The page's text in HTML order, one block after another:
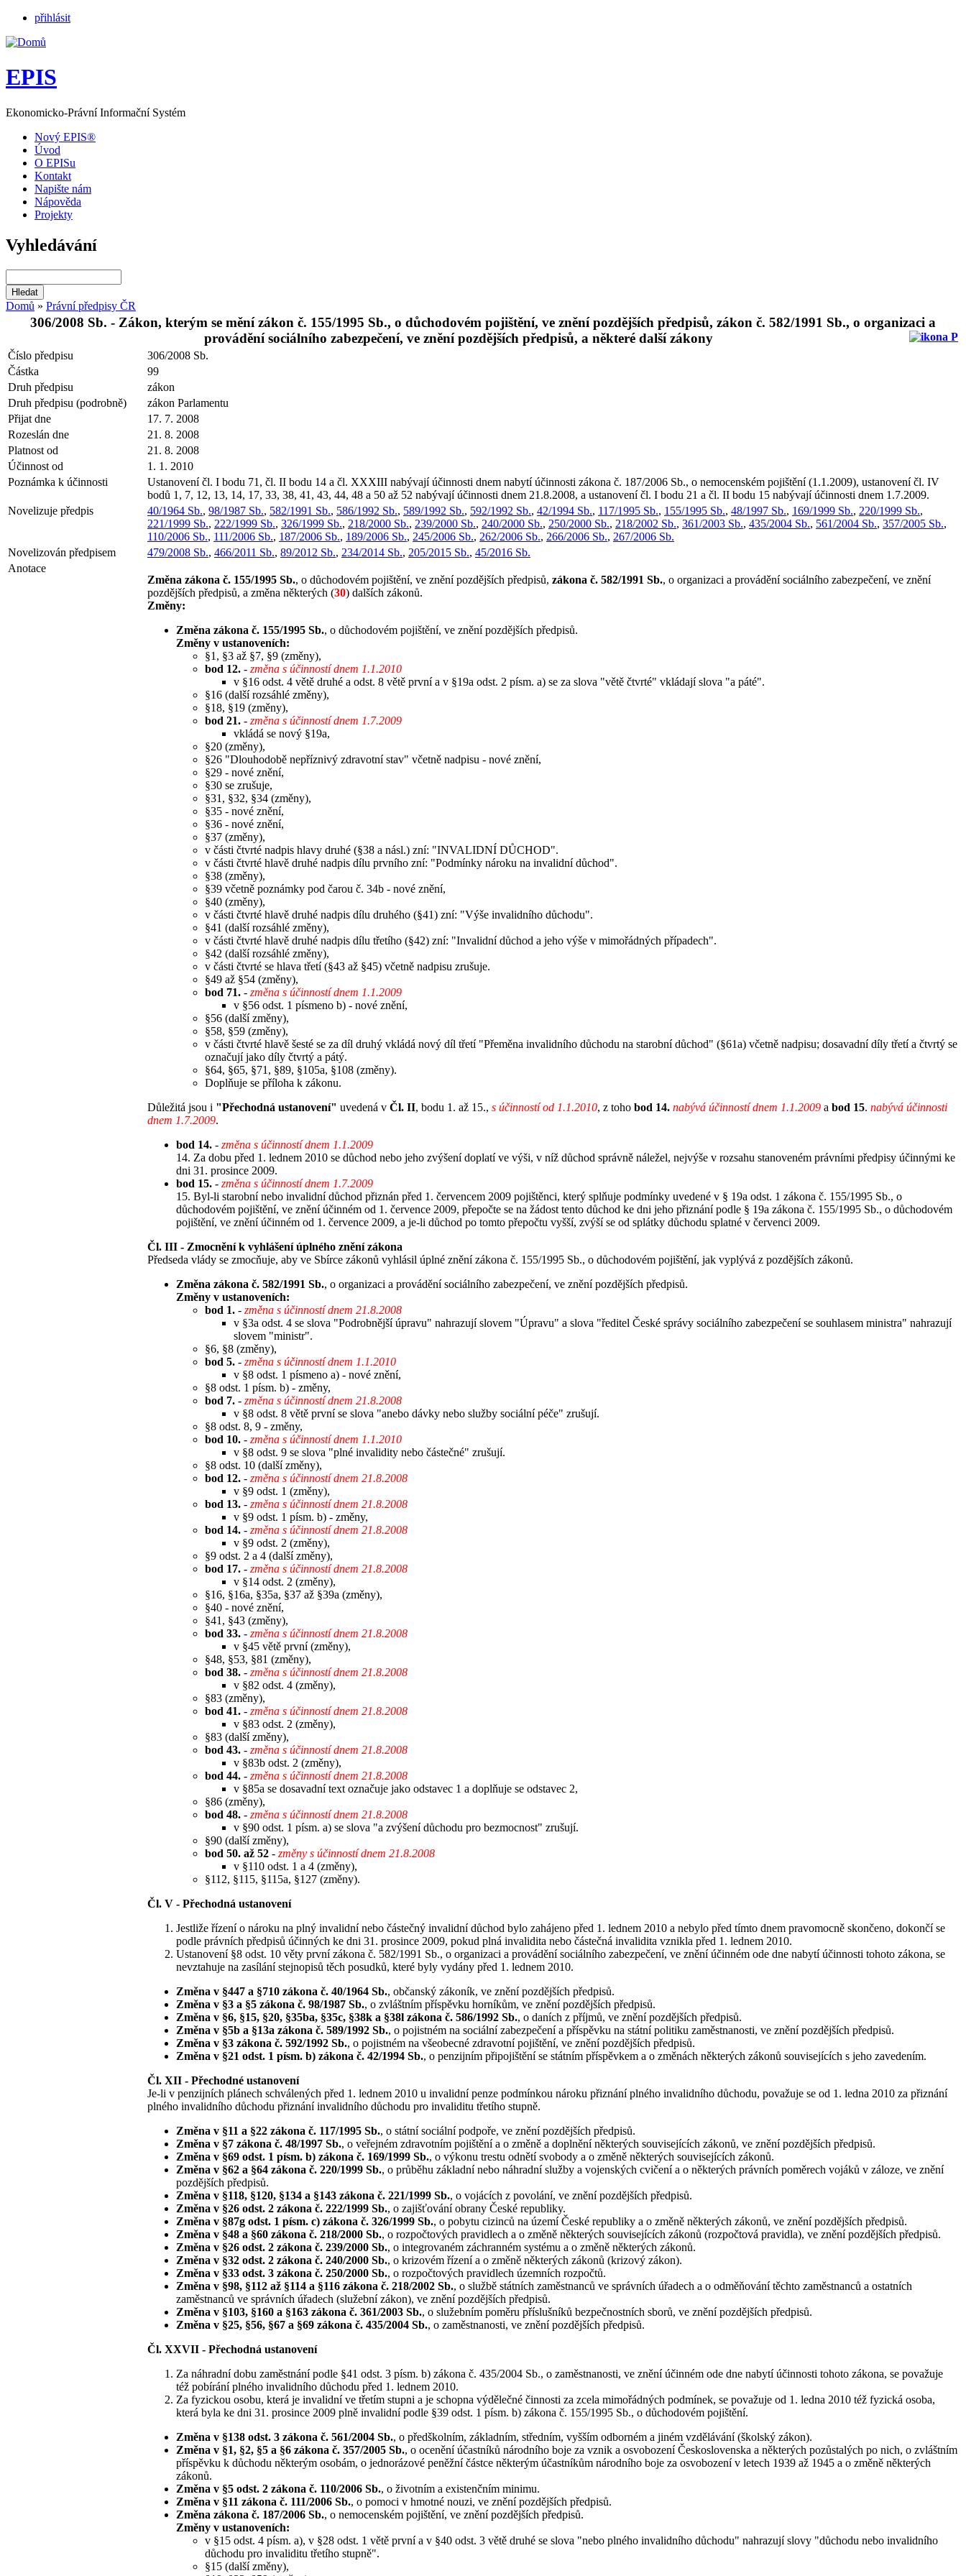
přihlásit
EPIS
Ekonomicko-Právní Informační Systém
Nový EPIS®
Úvod
O EPISu
Kontakt
Napište nám
Nápověda
Projekty
Vyhledávání
Domů » Právní předpisy ČR
306/2008 Sb. - Zákon, kterým se mění zákon č. 155/1995 Sb., o důchodovém pojištění, ve znění pozdějších předpisů, zákon č. 582/1991 Sb., o organizaci a
provádění sociálního zabezpečení, ve znění pozdějších předpisů, a některé další zákony
Číslo předpisu
306/2008 Sb.
Částka
99
Druh předpisu
zákon
Druh předpisu (podrobně)
zákon Parlamentu
Přijat dne
17. 7. 2008
Rozeslán dne
21. 8. 2008
Platnost od
21. 8. 2008
Účinnost od
1. 1. 2010
Poznámka k účinnosti
Ustanovení čl. I bodu 71, čl. II bodu 14 a čl. XXXIII nabývají účinnosti dnem nabytí účinnosti zákona č. 187/2006 Sb., o nemocenském pojištění (1.1.2009), ustanovení čl. IV
bodů 1, 7, 12, 13, 14, 17, 33, 38, 41, 43, 44, 48 a 50 až 52 nabývají účinnosti dnem 21.8.2008, a ustanovení čl. I bodu 21 a čl. II bodu 15 nabývají účinnosti dnem 1.7.2009.
Novelizuje předpis
40/1964 Sb., 98/1987 Sb., 582/1991 Sb., 586/1992 Sb., 589/1992 Sb., 592/1992 Sb., 42/1994 Sb., 117/1995 Sb., 155/1995 Sb., 48/1997 Sb., 169/1999 Sb., 220/1999 Sb.,
221/1999 Sb., 222/1999 Sb., 326/1999 Sb., 218/2000 Sb., 239/2000 Sb., 240/2000 Sb., 250/2000 Sb., 218/2002 Sb., 361/2003 Sb., 435/2004 Sb., 561/2004 Sb., 357/2005 Sb.,
110/2006 Sb., 111/2006 Sb., 187/2006 Sb., 189/2006 Sb., 245/2006 Sb., 262/2006 Sb., 266/2006 Sb., 267/2006 Sb.
Novelizován předpisem
479/2008 Sb., 466/2011 Sb., 89/2012 Sb., 234/2014 Sb., 205/2015 Sb., 45/2016 Sb.
Anotace
Změna zákona č. 155/1995 Sb., o důchodovém pojištění, ve znění pozdějších předpisů, zákona č. 582/1991 Sb., o organizaci a provádění sociálního zabezpečení, ve znění
pozdějších předpisů, a změna některých (30) dalších zákonů.
Změny:
Změna zákona č. 155/1995 Sb., o důchodovém pojištění, ve znění pozdějších předpisů.
Změny v ustanoveních:
§1, §3 až §7, §9 (změny),
bod 12. - změna s účinností dnem 1.1.2010
v §16 odst. 4 větě druhé a odst. 8 větě první a v §19a odst. 2 písm. a) se za slova "větě čtvrté" vkládají slova "a páté".
§16 (další rozsáhlé změny),
§18, §19 (změny),
bod 21. - změna s účinností dnem 1.7.2009
vkládá se nový §19a,
§20 (změny),
§26 "Dlouhodobě nepříznivý zdravotní stav" včetně nadpisu - nové znění,
§29 - nové znění,
§30 se zrušuje,
§31, §32, §34 (změny),
§35 - nové znění,
§36 - nové znění,
§37 (změny),
v části čtvrté nadpis hlavy druhé (§38 a násl.) zní: "INVALIDNÍ DŮCHOD".
v části čtvrté hlavě druhé nadpis dílu prvního zní: "Podmínky nároku na invalidní důchod".
§38 (změny),
§39 včetně poznámky pod čarou č. 34b - nové znění,
§40 (změny),
v části čtvrté hlavě druhé nadpis dílu druhého (§41) zní: "Výše invalidního důchodu".
§41 (další rozsáhlé změny),
v části čtvrté hlavě druhé nadpis dílu třetího (§42) zní: "Invalidní důchod a jeho výše v mimořádných případech".
§42 (další rozsáhlé změny),
v části čtvrté se hlava třetí (§43 až §45) včetně nadpisu zrušuje.
§49 až §54 (změny),
bod 71. - změna s účinností dnem 1.1.2009
v §56 odst. 1 písmeno b) - nové znění,
§56 (další změny),
§58, §59 (změny),
v části čtvrté hlavě šesté se za díl druhý vkládá nový díl třetí "Přeměna invalidního důchodu na starobní důchod" (§61a) včetně nadpisu; dosavadní díly třetí a čtvrtý se
označují jako díly čtvrtý a pátý.
§64, §65, §71, §89, §105a, §108 (změny).
Doplňuje se příloha k zákonu.
Důležitá jsou i "Přechodná ustanovení" uvedená v Čl. II, bodu 1. až 15., s účinností od 1.1.2010, z toho bod 14. nabývá účinností dnem 1.1.2009 a bod 15. nabývá účinnosti
dnem 1.7.2009.
bod 14. - změna s účinností dnem 1.1.2009
14. Za dobu před 1. lednem 2010 se důchod nebo jeho zvýšení doplatí ve výši, v níž důchod správně náležel, nejvýše v rozsahu stanoveném právními předpisy účinnými ke
dni 31. prosince 2009.
bod 15. - změna s účinností dnem 1.7.2009
15. Byl-li starobní nebo invalidní důchod přiznán před 1. červencem 2009 pojištěnci, který splňuje podmínky uvedené v § 19a odst. 1 zákona č. 155/1995 Sb., o
důchodovém pojištění, ve znění účinném od 1. července 2009, přepočte se na žádost tento důchod ke dni jeho přiznání podle § 19a zákona č. 155/1995 Sb., o důchodovém
pojištění, ve znění účinném od 1. července 2009, a je-li důchod po tomto přepočtu vyšší, zvýší se od splátky důchodu splatné v červenci 2009.
Čl. III - Zmocnění k vyhlášení úplného znění zákona
Předseda vlády se zmocňuje, aby ve Sbírce zákonů vyhlásil úplné znění zákona č. 155/1995 Sb., o důchodovém pojištění, jak vyplývá z pozdějších zákonů.
Změna zákona č. 582/1991 Sb., o organizaci a provádění sociálního zabezpečení, ve znění pozdějších předpisů.
Změny v ustanoveních:
bod 1. - změna s účinností dnem 21.8.2008
v §3a odst. 4 se slova "Podrobnější úpravu" nahrazují slovem "Úpravu" a slova "ředitel České správy sociálního zabezpečení se souhlasem ministra" nahrazují
slovem "ministr".
§6, §8 (změny),
bod 5. - změna s účinností dnem 1.1.2010
v §8 odst. 1 písmeno a) - nové znění,
§8 odst. 1 písm. b) - změny,
bod 7. - změna s účinností dnem 21.8.2008
v §8 odst. 8 větě první se slova "anebo dávky nebo služby sociální péče" zrušují.
§8 odst. 8, 9 - změny,
bod 10. - změna s účinností dnem 1.1.2010
v §8 odst. 9 se slova "plné invalidity nebo částečné" zrušují.
§8 odst. 10 (další změny),
bod 12. - změna s účinností dnem 21.8.2008
v §9 odst. 1 (změny),
bod 13. - změna s účinností dnem 21.8.2008
v §9 odst. 1 písm. b) - změny,
bod 14. - změna s účinností dnem 21.8.2008
v §9 odst. 2 (změny),
§9 odst. 2 a 4 (další změny),
bod 17. - změna s účinností dnem 21.8.2008
v §14 odst. 2 (změny),
§16, §16a, §35a, §37 až §39a (změny),
§40 - nové znění,
§41, §43 (změny),
bod 33. - změna s účinností dnem 21.8.2008
v §45 větě první (změny),
§48, §53, §81 (změny),
bod 38. - změna s účinností dnem 21.8.2008
v §82 odst. 4 (změny),
§83 (změny),
bod 41. - změna s účinností dnem 21.8.2008
v §83 odst. 2 (změny),
§83 (další změny),
bod 43. - změna s účinností dnem 21.8.2008
v §83b odst. 2 (změny),
bod 44. - změna s účinností dnem 21.8.2008
v §85a se dosavadní text označuje jako odstavec 1 a doplňuje se odstavec 2,
§86 (změny),
bod 48. - změna s účinností dnem 21.8.2008
v §90 odst. 1 písm. a) se slova "a zvýšení důchodu pro bezmocnost" zrušují.
§90 (další změny),
bod 50. až 52 - změny s účinností dnem 21.8.2008
v §110 odst. 1 a 4 (změny),
§112, §115, §115a, §127 (změny).
Čl. V - Přechodná ustanovení
Jestliže řízení o nároku na plný invalidní nebo částečný invalidní důchod bylo zahájeno před 1. lednem 2010 a nebylo před tímto dnem pravomocně skončeno, dokončí se
podle právních předpisů účinných ke dni 31. prosince 2009, pokud plná invalidita nebo částečná invalidita vznikla před 1. lednem 2010.
Ustanovení §8 odst. 10 věty první zákona č. 582/1991 Sb., o organizaci a provádění sociálního zabezpečení, ve znění účinném ode dne nabytí účinnosti tohoto zákona, se
nevztahuje na zasílání stejnopisů těch posudků, které byly vydány před 1. lednem 2010.
Změna v §447 a §710 zákona č. 40/1964 Sb., občanský zákoník, ve znění pozdějších předpisů.
Změna v §3 a §5 zákona č. 98/1987 Sb., o zvláštním příspěvku horníkům, ve znění pozdějších předpisů.
Změna v §6, §15, §20, §35ba, §35c, §38k a §38l zákona č. 586/1992 Sb., o daních z příjmů, ve znění pozdějších předpisů.
Změna v §5b a §13a zákona č. 589/1992 Sb., o pojistném na sociální zabezpečení a příspěvku na státní politiku zaměstnanosti, ve znění pozdějších předpisů.
Změna v §3 zákona č. 592/1992 Sb., o pojistném na všeobecné zdravotní pojištění, ve znění pozdějších předpisů.
Změna v §21 odst. 1 písm. b) zákona č. 42/1994 Sb., o penzijním připojištění se státním příspěvkem a o změnách některých zákonů souvisejících s jeho zavedením.
Čl. XII - Přechodné ustanovení
Je-li v penzijních plánech schválených před 1. lednem 2010 u invalidní penze podmínkou nároku přiznání plného invalidního důchodu, považuje se od 1. ledna 2010 za přiznání
plného invalidního důchodu přiznání invalidního důchodu pro invaliditu třetího stupně.
Změna v §11 a §22 zákona č. 117/1995 Sb., o státní sociální podpoře, ve znění pozdějších předpisů.
Změna v §7 zákona č. 48/1997 Sb., o veřejném zdravotním pojištění a o změně a doplnění některých souvisejících zákonů, ve znění pozdějších předpisů.
Změna v §69 odst. 1 písm. b) zákona č. 169/1999 Sb., o výkonu trestu odnětí svobody a o změně některých souvisejících zákonů.
Změna v §62 a §64 zákona č. 220/1999 Sb., o průběhu základní nebo náhradní služby a vojenských cvičení a o některých právních poměrech vojáků v záloze, ve znění
pozdějších předpisů.
Změna v §118, §120, §134 a §143 zákona č. 221/1999 Sb., o vojácích z povolání, ve znění pozdějších předpisů.
Změna v §26 odst. 2 zákona č. 222/1999 Sb., o zajišťování obrany České republiky.
Změna v §87g odst. 1 písm. c) zákona č. 326/1999 Sb., o pobytu cizinců na území České republiky a o změně některých zákonů, ve znění pozdějších předpisů.
Změna v §48 a §60 zákona č. 218/2000 Sb., o rozpočtových pravidlech a o změně některých souvisejících zákonů (rozpočtová pravidla), ve znění pozdějších předpisů.
Změna v §26 odst. 2 zákona č. 239/2000 Sb., o integrovaném záchranném systému a o změně některých zákonů.
Změna v §32 odst. 2 zákona č. 240/2000 Sb., o krizovém řízení a o změně některých zákonů (krizový zákon).
Změna v §33 odst. 3 zákona č. 250/2000 Sb., o rozpočtových pravidlech územních rozpočtů.
Změna v §98, §112 až §114 a §116 zákona č. 218/2002 Sb., o službě státních zaměstnanců ve správních úřadech a o odměňování těchto zaměstnanců a ostatních
zaměstnanců ve správních úřadech (služební zákon), ve znění pozdějších předpisů.
Změna v §103, §160 a §163 zákona č. 361/2003 Sb., o služebním poměru příslušníků bezpečnostních sborů, ve znění pozdějších předpisů.
Změna v §25, §56, §67 a §69 zákona č. 435/2004 Sb., o zaměstnanosti, ve znění pozdějších předpisů.
Čl. XXVII - Přechodná ustanovení
Za náhradní dobu zaměstnání podle §41 odst. 3 písm. b) zákona č. 435/2004 Sb., o zaměstnanosti, ve znění účinném ode dne nabytí účinnosti tohoto zákona, se považuje
též pobírání plného invalidního důchodu před 1. lednem 2010.
Za fyzickou osobu, která je invalidní ve třetím stupni a je schopna výdělečné činnosti za zcela mimořádných podmínek, se považuje od 1. ledna 2010 též fyzická osoba,
která byla ke dni 31. prosince 2009 plně invalidní podle §39 odst. 1 písm. b) zákona č. 155/1995 Sb., o důchodovém pojištění.
Změna v §138 odst. 3 zákona č. 561/2004 Sb., o předškolním, základním, středním, vyšším odborném a jiném vzdělávání (školský zákon).
Změna v §1, §2, §5 a §6 zákona č. 357/2005 Sb., o ocenění účastníků národního boje za vznik a osvobození Československa a některých pozůstalých po nich, o zvláštním
příspěvku k důchodu některým osobám, o jednorázové peněžní částce některým účastníkům národního boje za osvobození v letech 1939 až 1945 a o změně některých
zákonů.
Změna v §5 odst. 2 zákona č. 110/2006 Sb., o životním a existenčním minimu.
Změna v §11 zákona č. 111/2006 Sb., o pomoci v hmotné nouzi, ve znění pozdějších předpisů.
Změna zákona č. 187/2006 Sb., o nemocenském pojištění, ve znění pozdějších předpisů.
Změny v ustanoveních:
v §15 odst. 4 písm. a), v §28 odst. 1 větě první a v §40 odst. 3 větě druhé se slova "nebo plného invalidního důchodu" nahrazují slovy "důchodu nebo invalidního
důchodu pro invaliditu třetího stupně".
§15 (další změny),